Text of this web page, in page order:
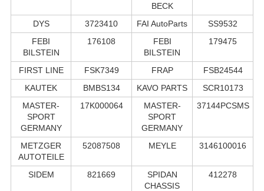
BECK
DYS 3723410 FAI AutoParts
SS9532
FEBI
BILSTEIN
176108
FEBI
BILSTEIN
179475
FIRST LINE FSK7349 FRAP
FSB24544
KAUTEK
BMBS134 KAVO PARTS
SCR10173
MASTER-
SPORT
GERMANY
17K000064
MASTER-
SPORT
GERMANY
37144PCSMS
METZGER
AUTOTEILE
52087508 MEYLE 3146100016
SIDEM 821669
SPIDAN
CHASSIS
412278